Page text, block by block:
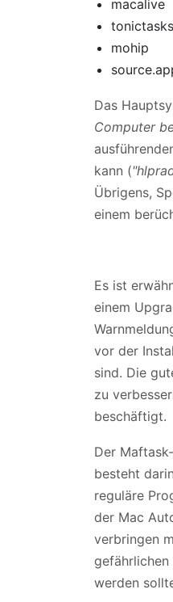
macalive
tonictasks
mohip
Das
Computer
kann (
Übrigens,
einem
Es ist
einem
vor der
sind. Die
zu
beschäftigt.
Der
besteht
reguläre
der Mac
verbringen
werden